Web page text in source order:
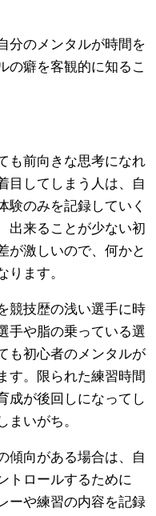
分のメンタルが時間を
の癖を客観的に知るこ
も前向きな思考になれ
目してしまう人は、自
験のみを記録していく
出来ることが少ない初
が激しいので、何かと
ります。
競技歴の浅い選手に時
手や脂の乗っている選
も初心者のメンタルが
す。限られた練習時間
成が後回しになってし
まいがち。
傾向がある場合は、自
トロールするために
ーや練習の内容を記録